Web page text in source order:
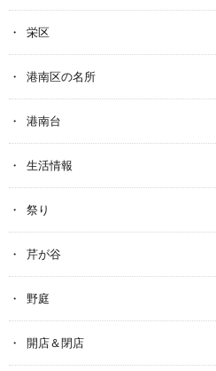
栄区
港南区の名所
港南台
生活情報
祭り
芹が谷
野庭
開店＆閉店